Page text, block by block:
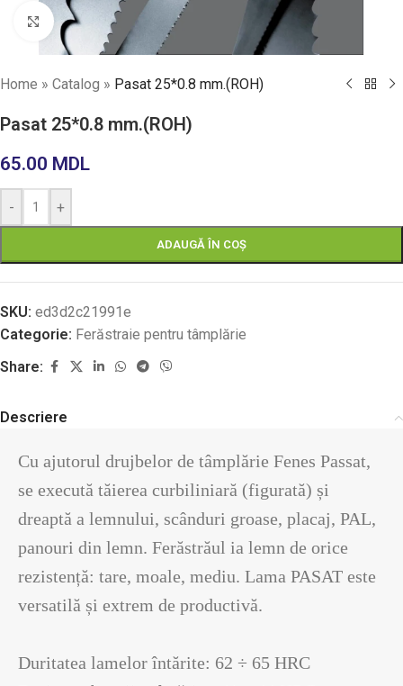
Faceți click pentru a mări
Home » Catalog » Pasat 25*0.8 mm.(ROH)
Pasat 25*0.8 mm.(ROH)
65.00 MDL
- +
ADAUGĂ ÎN COȘ
SKU: ed3d2c21991e
Categorie: Ferăstraie pentru tâmplărie
Share:
Descriere
Cu ajutorul drujbelor de tâmplărie Fenes Passat,
se execută tăierea curbiliniară (figurată) și
dreaptă a lemnului, scânduri groase, placaj, PAL,
panouri din lemn. Ferăstrăul ia lemn de orice
rezistență: tare, moale, mediu. Lama PASAT este
versatilă și extrem de productivă.
Duritatea lamelor întărite: 62 ÷ 65 HRC